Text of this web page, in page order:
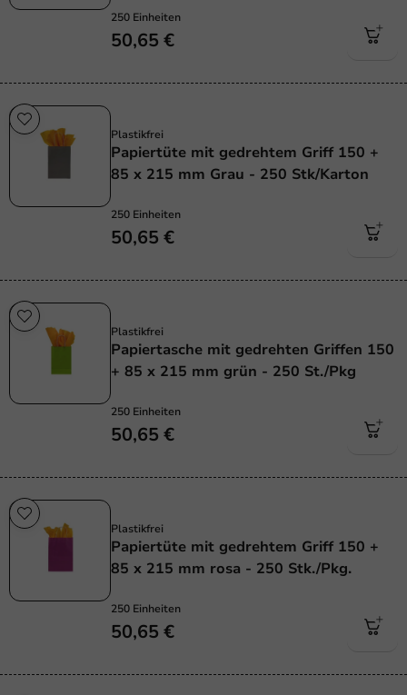
250 Einheiten
50,65 €
Plastikfrei
Papiertüte mit gedrehtem Griff 150 +
85 x 215 mm Grau - 250 Stk/Karton
250 Einheiten
50,65 €
Plastikfrei
Papiertasche mit gedrehten Griffen 150
+ 85 x 215 mm grün - 250 St./Pkg
250 Einheiten
50,65 €
Plastikfrei
Papiertüte mit gedrehtem Griff 150 +
85 x 215 mm rosa - 250 Stk./Pkg.
250 Einheiten
50,65 €